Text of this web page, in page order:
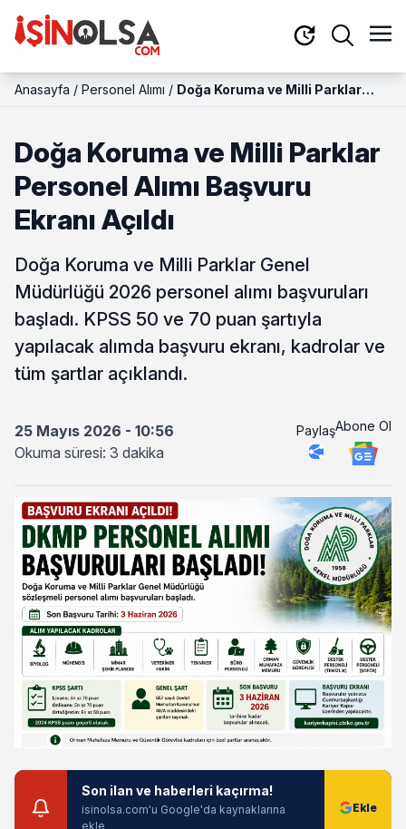
Anasayfa / Personel Alımı / Doğa Koruma ve Milli Parklar
Doğa Koruma ve Milli Parklar
Personel Alımı Başvuru
Ekranı Açıldı
Doğa Koruma ve Milli Parklar Genel
Müdürlüğü 2026 personel alımı başvuruları
başladı. KPSS 50 ve 70 puan şartıyla
yapılacak alımda başvuru ekranı, kadrolar ve
tüm şartlar açıklandı.
25 Mayıs 2026 - 10:56
Okuma süresi: 3 dakika
PaylaşAbone Ol
Son ilan ve haberleri kaçırma!
isinolsa.com'u Google'da kaynaklarına
ekle